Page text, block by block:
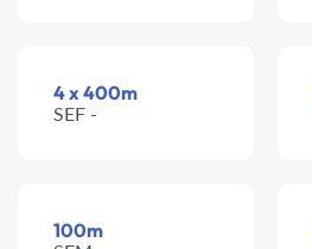
4 x 400m
SEF -
100m